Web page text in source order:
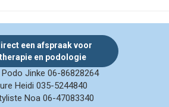
op het verzorgen en stylen van
Lees meer..
een afspraak voor
en podologie
Jinke 06-86828264
Heidi 035-5244840
Noa 06-47083340